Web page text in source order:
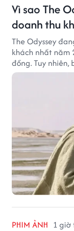
Vì sao The
doanh thu
The Odyssey
khách nhất năm
đồng. Tuy
phim của
tranh cãi từ
PHIM ẢNH 1